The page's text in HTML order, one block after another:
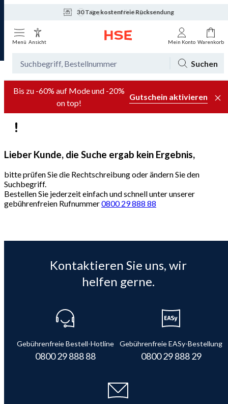
30 Tage kostenfreie Rücksendung
Tagesaktuelle Angebote
Menü Ansicht Mein Konto Warenkorb
Suchen
Bis zu -60% auf Mode und -20%
on top!
Gutschein aktivieren
Lieber Kunde, die Suche ergab kein Ergebnis,
bitte prüfen Sie die Rechtschreibung oder ändern Sie den
Suchbegriff.
Bestellen Sie jederzeit einfach und schnell unter unserer
gebührenfreien Rufnummer0800 29 888 88
Kontaktieren Sie uns, wir
helfen gerne.
Gebührenfreie Bestell-Hotline
0800 29 888 88
Gebührenfreie EASy-Bestellung
0800 29 888 29